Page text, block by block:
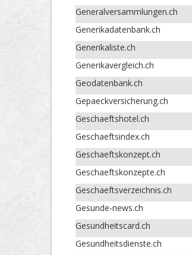
Generalversammlungen.ch
Generikadatenbank.ch
Generikaliste.ch
Generikavergleich.ch
Geodatenbank.ch
Gepaeckversicherung.ch
Geschaeftshotel.ch
Geschaeftsindex.ch
Geschaeftskonzept.ch
Geschaeftskonzepte.ch
Geschaeftsverzeichnis.ch
Gesunde-news.ch
Gesundheitscard.ch
Gesundheitsdienste.ch